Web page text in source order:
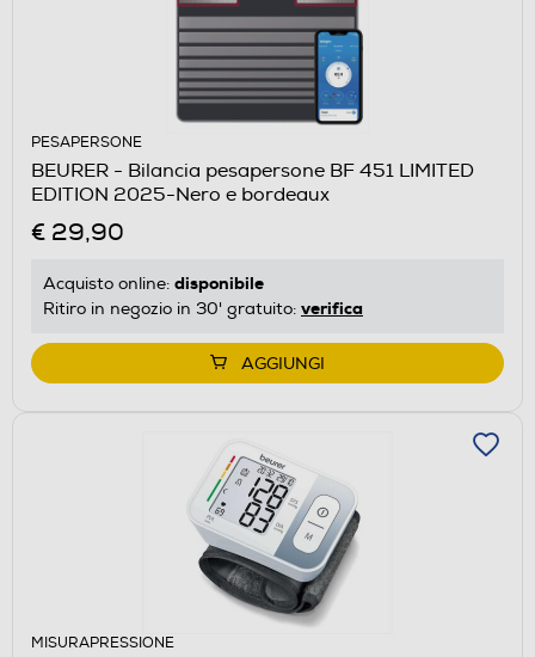
PESAPERSONE
BEURER - Bilancia pesapersone BF 451 LIMITED
EDITION 2025-Nero e bordeaux
€ 29,90
Acquisto online: disponibile
Ritiro in negozio in 30' gratuito: verifica
AGGIUNGI
MISURAPRESSIONE